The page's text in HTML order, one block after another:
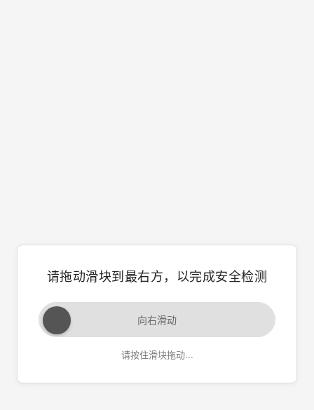
请拖动滑块到最右方，以完成安全检测
向右滑动
请按住滑块拖动...